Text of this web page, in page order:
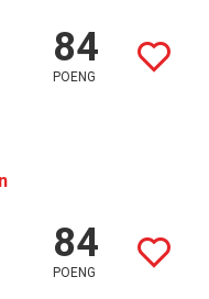
84
POENG
84
POENG